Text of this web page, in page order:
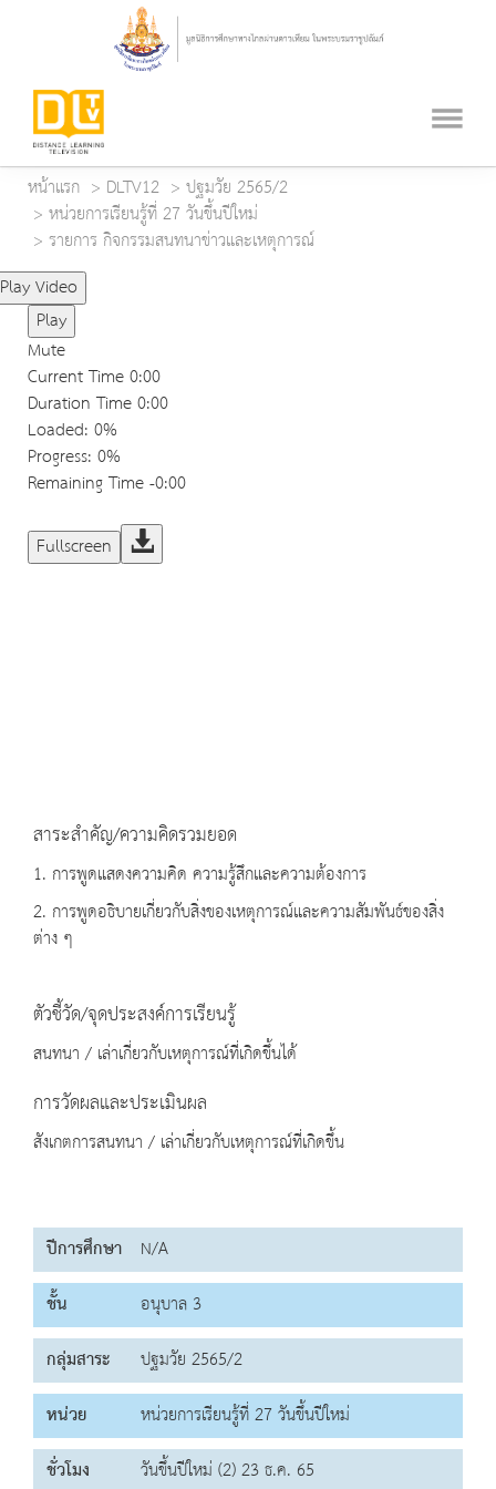
หน้าแรก DLTV12
ปฐมวัย 2565/2
หน่วยการเรียนรู้ที่ 27 วันขึ้นปีใหม่
รายการ กิจกรรมสนทนาข่าวและเหตุการณ์
Play Video
Play
Mute
Current Time0:00
Duration Time0:00
Loaded: 0%
Progress: 0%
Remaining Time-0:00
Fullscreen
สาระสำคัญ/ความคิดรวมยอด
1. การพูดแสดงความคิด ความรู้สึกและความต้องการ
2. การพูดอธิบายเกี่ยวกับสิ่งของเหตุการณ์และความสัมพันธ์ของสิ่ง
ต่าง ๆ
ตัวชี้วัด/จุดประสงค์การเรียนรู้
สนทนา / เล่าเกี่ยวกับเหตุการณ์ที่เกิดขึ้นได้
การวัดผลและประเมินผล
สังเกตการสนทนา / เล่าเกี่ยวกับเหตุการณ์ที่เกิดขึ้น
ปีการศึกษา N/A
ชั้น
อนุบาล 3
กลุ่มสาระ
ปฐมวัย 2565/2
หน่วย
หน่วยการเรียนรู้ที่ 27 วันขึ้นปีใหม่
ชั่วโมง
วันขึ้นปีใหม่ (2) 23 ธ.ค. 65